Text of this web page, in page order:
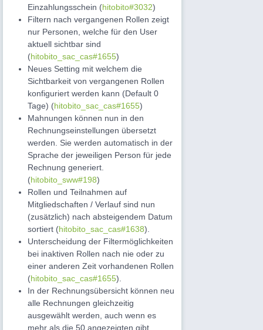
Einzahlungsschein (hitobito#3032)
Filtern nach vergangenen Rollen zeigt
nur Personen, welche für den User
aktuell sichtbar sind
(hitobito_sac_cas#1655)
Neues Setting mit welchem die
Sichtbarkeit von vergangenen Rollen
konfiguriert werden kann (Default 0
Tage) (hitobito_sac_cas#1655)
Mahnungen können nun in den
Rechnungseinstellungen übersetzt
werden. Sie werden automatisch in der
Sprache der jeweiligen Person für jede
Rechnung generiert.
(hitobito_sww#198)
Rollen und Teilnahmen auf
Mitgliedschaften / Verlauf sind nun
(zusätzlich) nach absteigendem Datum
sortiert (hitobito_sac_cas#1638).
Unterscheidung der Filtermöglichkeiten
bei inaktiven Rollen nach nie oder zu
einer anderen Zeit vorhandenen Rollen
(hitobito_sac_cas#1655).
In der Rechnungsübersicht können neu
alle Rechnungen gleichzeitig
ausgewählt werden, auch wenn es
mehr als die 50 angezeigten gibt